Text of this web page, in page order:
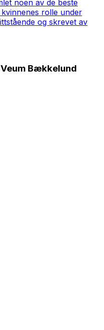
noen av de beste
rolle under
og skrevet av
Bækkelund